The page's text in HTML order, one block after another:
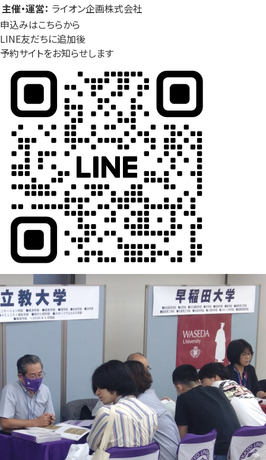
主催・運営： ライオン企画株式会社
申込みはこちらから
LINE友だちに追加後
予約サイトをお知らせします